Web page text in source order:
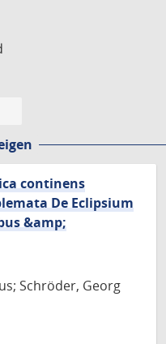
continens
De Eclipsium
&amp;
Schröder, Georg